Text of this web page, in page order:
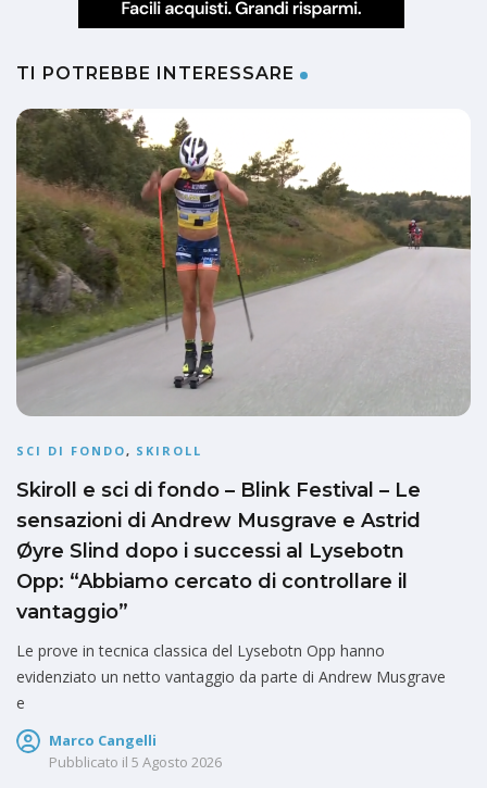
TI POTREBBE INTERESSARE
SCI DI FONDO, SKIROLL
Skiroll e sci di fondo – Blink Festival – Le
sensazioni di Andrew Musgrave e Astrid
Øyre Slind dopo i successi al Lysebotn
Opp: “Abbiamo cercato di controllare il
vantaggio”
Le prove in tecnica classica del Lysebotn Opp hanno
evidenziato un netto vantaggio da parte di Andrew Musgrave
e
Marco Cangelli
Pubblicato il 5 Agosto 2026